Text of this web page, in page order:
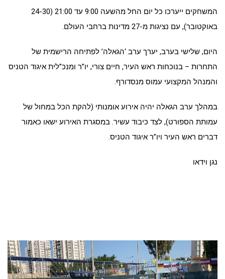
המשחקים ייערכו כל יום החל מהשעה 9:00 עד 21:00 (24-30
באוקטובר), עם נציגות מ-27 מדינות ברחבי העולם.
היום, שלישי בערב, יערך ערב ‘הגאלה’ לפתיחה הרישמית של
התחרות – בנוכחות ראש העיר, חיים צורי, יו”ר ומנכ”לית איגוד הטניס
והמנהל המקצועי עמוס מנסדורף.
במהלך ערב הגאלה יהיה אירוע אומנותי (להקת הכל במחול של
עמותת הספורט), לצד כיבוד עשיר. במסגרת האירוע ישאו כאמור
דברים ראש העיר ויו”ר איגוד הטניס.
נגן וידאו